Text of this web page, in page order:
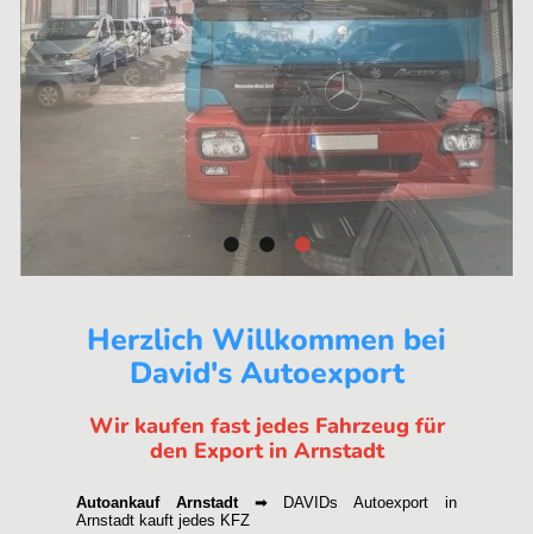
Herzlich Willkommen bei
David's Autoexport
Wir kaufen fast jedes Fahrzeug für
den Export in Arnstadt
Autoankauf Arnstadt➡ DAVIDs Autoexport in
Arnstadt kauft jedes KFZ